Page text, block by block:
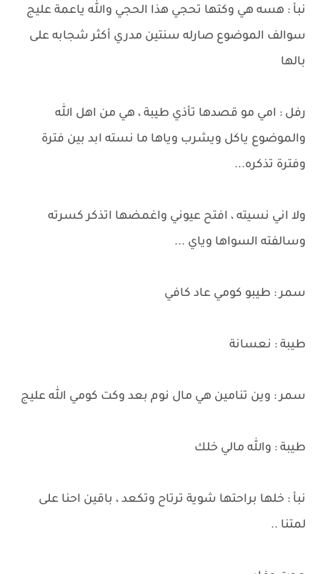
نبأ : هسه هي وكتها تحجي هذا الحجي والله ياعمة عليج
سوالف الموضوع صارله سنتين مدري أكثر شجابه على
بالها
رفل : امي مو قصدها تأذي طيبة ، هي من اهل الله
والموضوع ياكل ويشرب وياها ما نسته ابد بين فترة
وفترة تذكره...
ولا اني نسيته ، افتح عيوني واغمضها اتذكر كسرته
وسالفته السواها وياي ...
سمر : طيبو كومي عاد كافي
طيبة : نعسانة
سمر : وين تنامين هي مال نوم بعد وكت كومي الله عليج
طيبة : والله مالي خلك
نبأ : خلها براحتها شوية ترتاح وتكعد ، باقين احنا على
لمتنا ..